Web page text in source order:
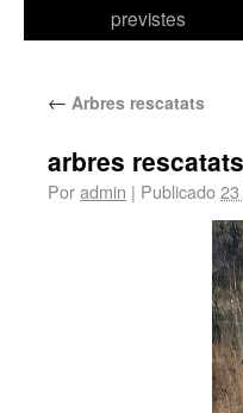
previstes
← Arbres rescatats
arbres
Poradmin | Publicado